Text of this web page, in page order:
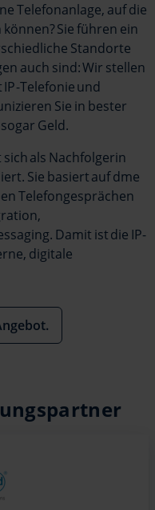
Telefonanlage, auf die
Sie führen ein
Standorte
auch sind: Wir stellen
Telefonie und
Sie in bester
Geld.
als Nachfolgerin
Sie basiert auf dme
Telefongesprächen
Damit ist die IP-
digitale